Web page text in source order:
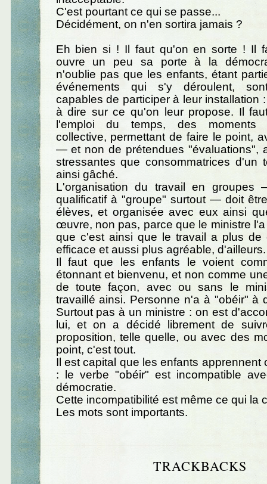
C'est pourtant ce qui se passe...
Décidément, on n'en sortira jamais ?
Eh bien si ! Il faut qu'on en sorte ! Il
ouvre un peu sa porte à la
n'oublie pas que les enfants, étant
événements qui s'y déroulent,
capables de participer à leur installation
à dire sur ce qu'on leur propose. Il
l'emploi du temps, des moments
collective, permettant de faire le point,
— et non de prétendues "évaluations",
stressantes que consommatrices d'un
ainsi gâché.
L'organisation du travail en groupes
qualificatif à "groupe" surtout — doit
élèves, et organisée avec eux ainsi
œuvre, non pas, parce que le ministre
que c'est ainsi que le travail a plus de
efficace et aussi plus agréable, d'ailleurs.
Il faut que les enfants le voient
étonnant et bienvenu, et non comme
de toute façon, avec ou sans le
travaillé ainsi. Personne n'a à "obéir" à
Surtout pas à un ministre : on est
lui, et on a décidé librement de
proposition, telle quelle, ou avec des
point, c'est tout.
Il est capital que les enfants apprennent
: le verbe "obéir" est incompatible
démocratie.
Cette incompatibilité est même ce qui la
Les mots sont importants.
TRACKBACKS